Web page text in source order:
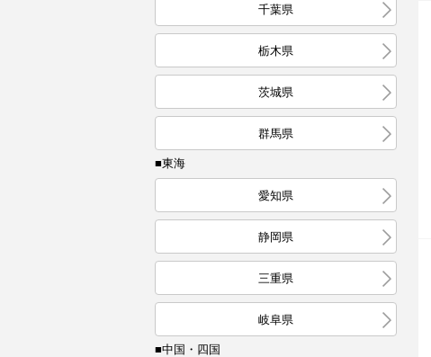
千葉県
栃木県
茨城県
群馬県
■東海
愛知県
静岡県
三重県
岐阜県
■中国・四国